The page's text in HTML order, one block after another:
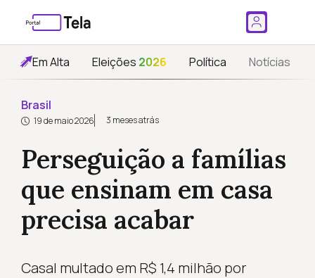
Em Alta Eleições 2026 Política Notícias
Brasil
19 de maio 2026 3 meses atrás
Perseguição a famílias
que ensinam em casa
precisa acabar
Casal multado em R$ 1,4 milhão por